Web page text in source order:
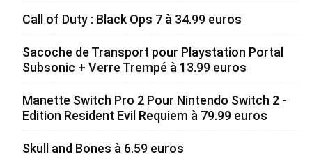
Call of Duty : Black Ops 7 à 34.99 euros
Sacoche de Transport pour Playstation Portal
Subsonic + Verre Trempé à 13.99 euros
Manette Switch Pro 2 Pour Nintendo Switch 2 -
Edition Resident Evil Requiem à 79.99 euros
Skull and Bones à 6.59 euros